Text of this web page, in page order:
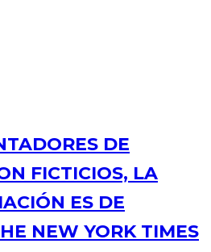
DE
FICTICIOS, LA
ES DE
NEW YORK TIMES